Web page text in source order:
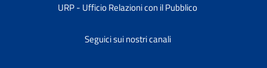
URP - Ufficio Relazioni con il Pubblico
Seguici sui nostri canali